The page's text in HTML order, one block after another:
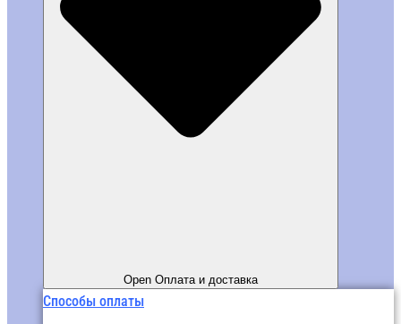
Open Оплата и доставка
Способы оплаты